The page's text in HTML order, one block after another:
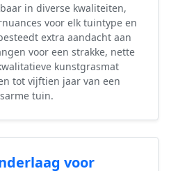
in diverse kwaliteiten,
voor elk tuintype en
extra aandacht aan
voor een strakke, nette
kunstgrasmat
tot vijftien jaar van een
tuin.
voor